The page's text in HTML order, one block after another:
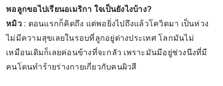
พอลูกขอไปเรียนอเมริกา ใจเป็นยังไงบ้าง?
หมิว: ตอนแรกก็คิดถึง แต่พอยิ่งไปถึงแล้วโควิดมา เป็นห่วง
ไม่มีความสุขเลยในรอบที่ลูกอยู่ต่างประเทศ โลกมันไม่
เหมือนเดิมก็เลยค่อนข้างที่จะกลัว เพราะมันมีอยู่ช่วงนึงที่มี
คนโดนทำร้ายร่างกายเกี่ยวกับคนผิวสี